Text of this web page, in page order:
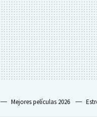
Mejores películas 2026